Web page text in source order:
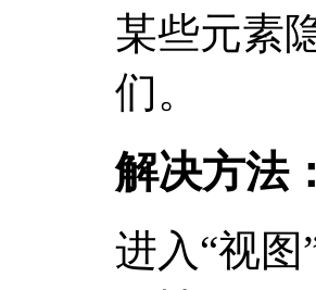
某些元素
们。
解决方法：
进入“视图